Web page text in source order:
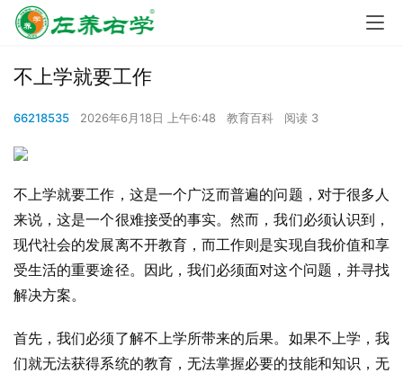
不上学就要工作
66218535 2026年6月18日 上午6:48 教育百科 阅读 3
不上学就要工作，这是一个广泛而普遍的问题，对于很多人
来说，这是一个很难接受的事实。然而，我们必须认识到，
现代社会的发展离不开教育，而工作则是实现自我价值和享
受生活的重要途径。因此，我们必须面对这个问题，并寻找
解决方案。
首先，我们必须了解不上学所带来的后果。如果不上学，我
们就无法获得系统的教育，无法掌握必要的技能和知识，无